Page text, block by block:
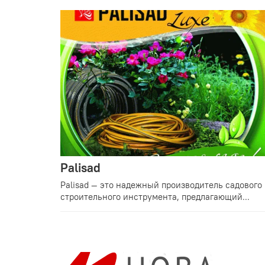
Palisad
Palisad — это надежный производитель садового
строительного инструмента, предлагающий...